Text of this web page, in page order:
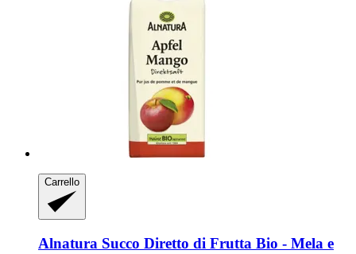
Carrello
Alnatura Succo Diretto di Frutta Bio -​ Mela e